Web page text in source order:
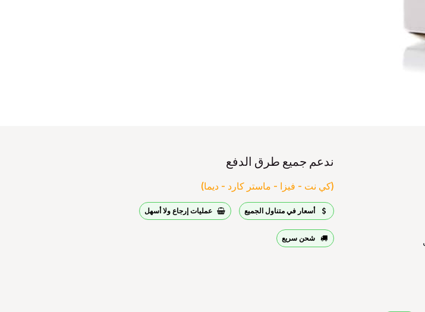
ندعم جميع طرق الدفع
(كي نت - فيزا - ماستر كارد - ديما)
أسعار في متناول الجميع عمليات إرجاع ولا أسهل
شحن سريع